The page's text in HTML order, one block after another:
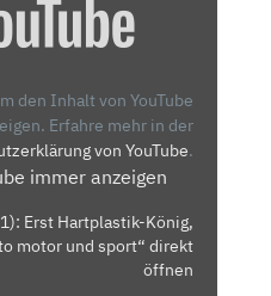
den Inhalt von YouTube
Erfahre mehr in der
von YouTube.
immer anzeigen
Erst Hartplastik-König,
motor und sport“ direkt
öffnen